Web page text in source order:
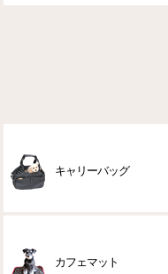
キャリーバッグ
カフェマット